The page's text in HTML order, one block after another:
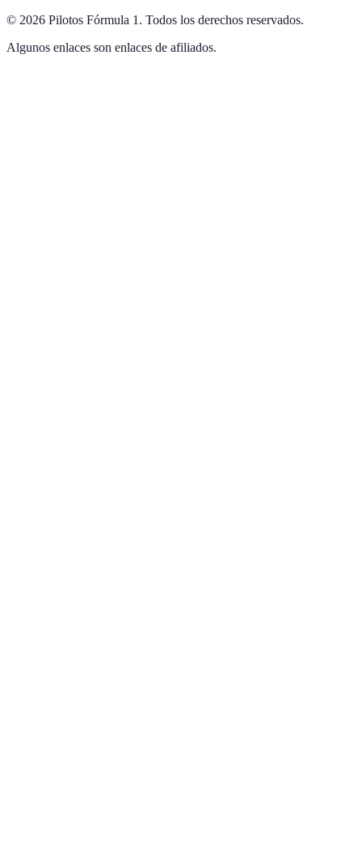
© 2026 Pilotos Fórmula 1 . Todos los derechos reservados.
Algunos enlaces son enlaces de afiliados.